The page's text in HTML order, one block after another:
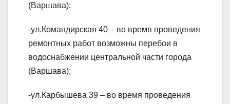
(Варшава);
-ул.Командирская 40 – во время проведения
ремонтных работ возможны перебои в
водоснабжении центральной части города
(Варшава);
-ул.Карбышева 39 – во время проведения